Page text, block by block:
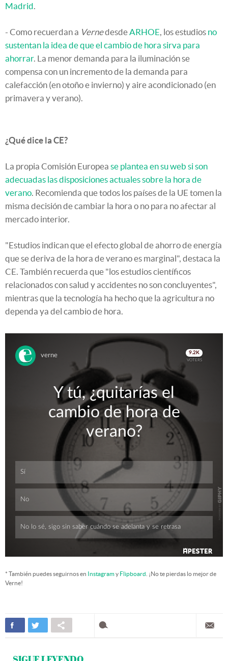
Madrid
- Como recuerdan a Vernedesde ARHOE , los estudios no
sustentan la idea de que el cambio de hora sirva para
ahorrar. La menor demanda para la iluminación se
compensa con un incremento de la demanda para
calefacción (en otoño e invierno) y aire acondicionado (en
primavera y verano).
¿Qué dice la CE?
La propia Comisión Europea se plantea en su web si son
adecuadas las disposiciones actuales sobre la hora de
verano . Recomienda que todos los países de la UE tomen la
misma decisión de cambiar la hora o no para no afectar al
mercado interior.
"Estudios indican que el efecto global de ahorro de energía
que se deriva de la hora de verano es marginal", destaca la
CE. También recuerda que "los estudios científicos
relacionados con salud y accidentes no son concluyentes",
mientras que la tecnología ha hecho que la agricultura no
dependa ya del cambio de hora.
* También puedes seguirnos en Instagramy Flipboard . ¡No te pierdas lo mejor de
Verne!